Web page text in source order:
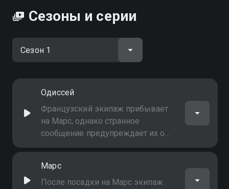
Сезоны и серии
Одиссей
Французский экипаж прибывает
на Марс, однако странное
сообщение предупреждает их о
трудностях, с которыми им
Марс
После посадки на Марс экипаж